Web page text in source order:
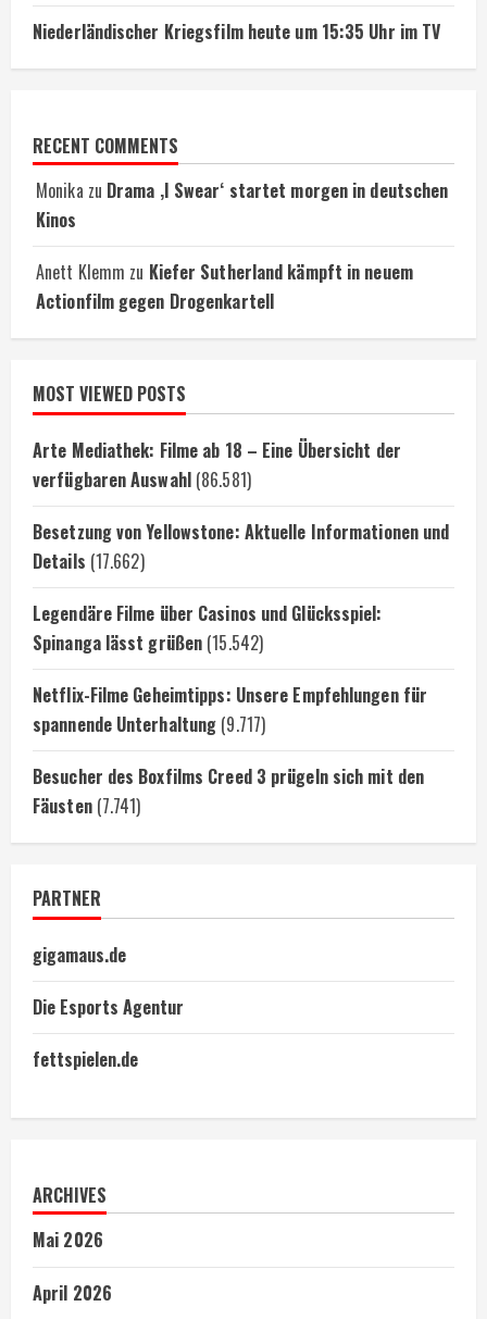
Niederländischer Kriegsfilm heute um 15:35 Uhr im TV
RECENT COMMENTS
Monika zu Drama ‚I Swear‘ startet morgen in deutschen
Kinos
Anett Klemm zu Kiefer Sutherland kämpft in neuem
Actionfilm gegen Drogenkartell
MOST VIEWED POSTS
Arte Mediathek: Filme ab 18 – Eine Übersicht der
verfügbaren Auswahl (86.581)
Besetzung von Yellowstone: Aktuelle Informationen und
Details (17.662)
Legendäre Filme über Casinos und Glücksspiel:
Spinanga lässt grüßen (15.542)
Netflix-Filme Geheimtipps: Unsere Empfehlungen für
spannende Unterhaltung (9.717)
Besucher des Boxfilms Creed 3 prügeln sich mit den
Fäusten (7.741)
PARTNER
gigamaus.de
Die Esports Agentur
fettspielen.de
ARCHIVES
Mai 2026
April 2026